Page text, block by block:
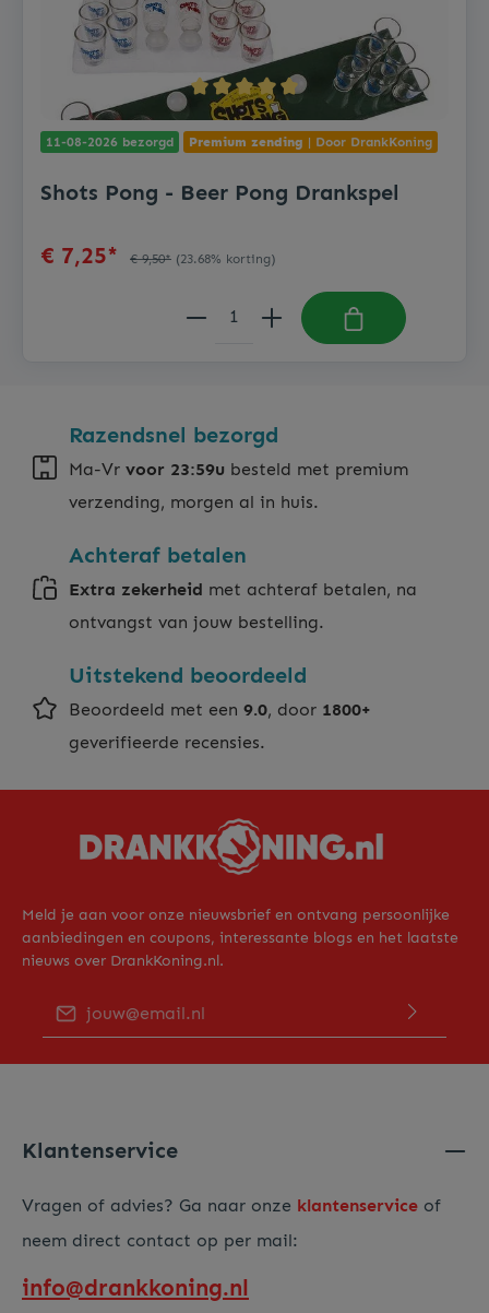
11-08-2026 bezorgd Premium zending | Door DrankKoning
Shots Pong - Beer Pong Drankspel
€ 7,25* € 9,50* (23.68% korting)
Razendsnel bezorgd
Ma-Vr voor 23:59u besteld met premium
verzending, morgen al in huis.
Achteraf betalen
Extra zekerheid met achteraf betalen, na
ontvangst van jouw bestelling.
Uitstekend beoordeeld
Beoordeeld met een 9.0, door 1800+
geverifieerde recensies.
Meld je aan voor onze nieuwsbrief en ontvang persoonlijke
aanbiedingen en coupons, interessante blogs en het laatste
nieuws over DrankKoning.nl.
Klantenservice
Vragen of advies? Ga naar onze klantenservice of
neem direct contact op per mail:
info@drankkoning.nl